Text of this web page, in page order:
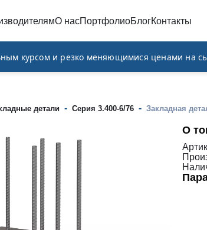
О насПортфолиоБлогКонтакты
курсом и резко меняющимися ценами на
детали - Серия 3.400-6/76 - Закладная
О